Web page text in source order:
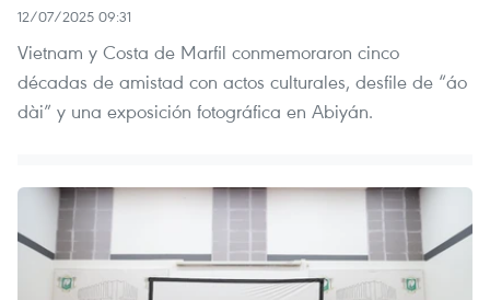
12/07/2025 09:31
Vietnam y Costa de Marfil conmemoraron cinco
décadas de amistad con actos culturales, desfile de “áo
dài” y una exposición fotográfica en Abiyán.